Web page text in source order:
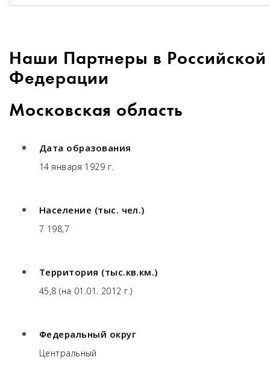
Наши Партнеры в Российской
Федерации
Московская область
Дата образования
14 января 1929 г.
Население (тыс. чел.)
7 198,7
Территория (тыс.кв.км.)
45,8 (на 01.01. 2012 г.)
Федеральный округ
Центральный